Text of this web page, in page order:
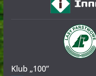
Klub „100”